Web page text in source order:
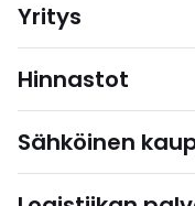
Yritys
Hinnastot
Sähköinen